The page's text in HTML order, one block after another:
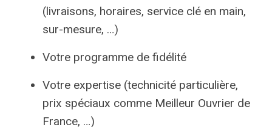
(livraisons, horaires, service clé en main,
sur-mesure, …)
Votre programme de fidélité
Votre expertise (technicité particulière,
prix spéciaux comme Meilleur Ouvrier de
France, …)